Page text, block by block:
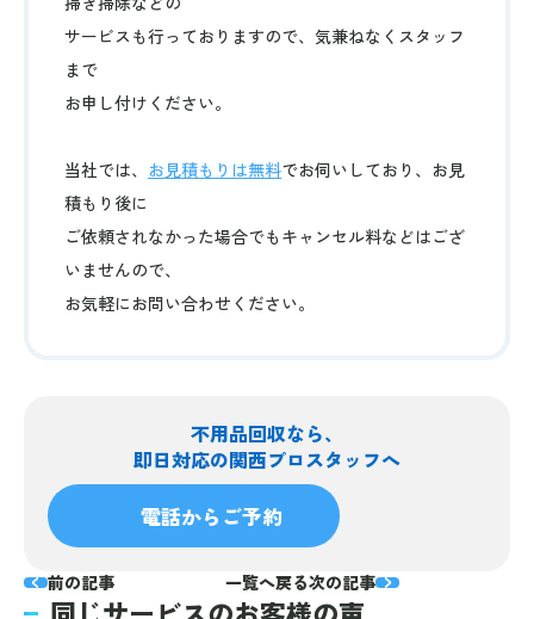
サービスも行っておりますので、気兼ねなくスタッフ
まで
お申し付けください。
当社では、 お見積もりは無料でお伺いしており、お見
積もり後に
ご依頼されなかった場合でもキャンセル料などはござ
いませんので、
お気軽にお問い合わせください。
不用品回収なら、
即日対応の関西プロスタッフへ
電話からご予約
前の記事 一覧へ戻る次の記事